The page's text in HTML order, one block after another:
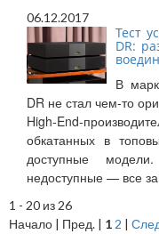
06.12.2017
Тест
DR:
В
DR не стал чем-то
High-End-
обкатанных в
доступные
недоступные — все
1 - 20 из 26
Начало | Пред. | 1 2 |